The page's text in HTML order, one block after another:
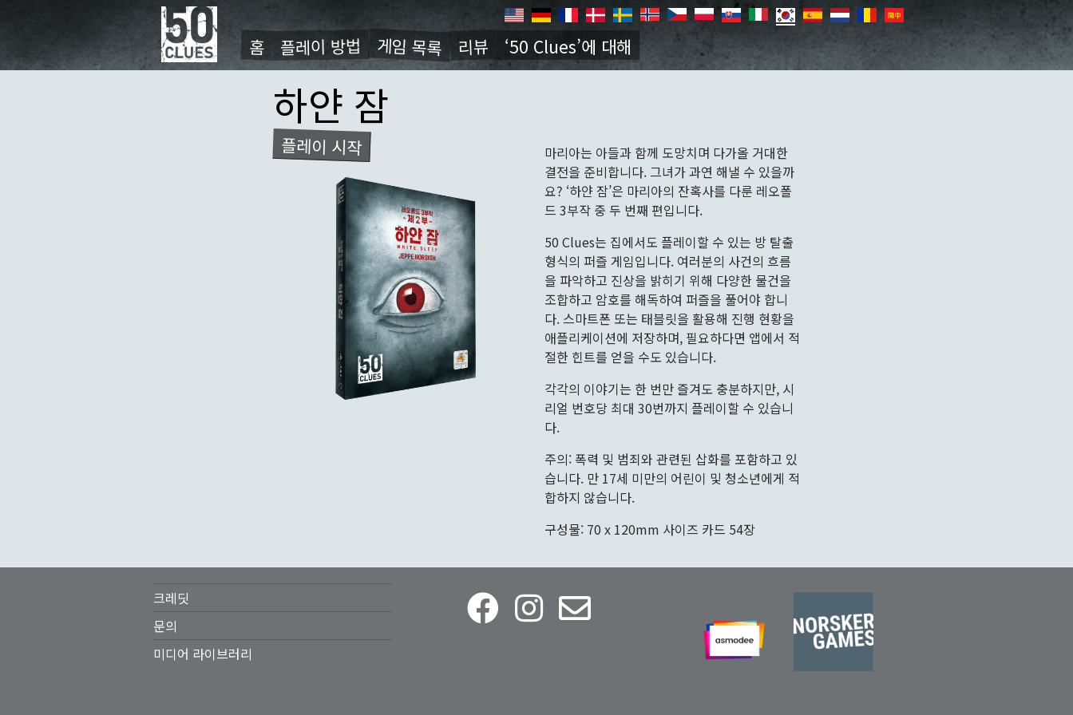
텐
Primær
navigation
홈 플레이 방법 게임 목록 리뷰 ‘50 Clues’에 대해
하얀 잠
플레이 시작
마리아는 아들과 함께 도망치며 다가올 거대한
결전을 준비합니다. 그녀가 과연 해낼 수 있을까
요? ‘하얀 잠’은 마리아의 잔혹사를 다룬 레오폴
드 3부작 중 두 번째 편입니다.
50 Clues는 집에서도 플레이할 수 있는 방 탈출
형식의 퍼즐 게임입니다. 여러분의 사건의 흐름
을 파악하고 진상을 밝히기 위해 다양한 물건을
조합하고 암호를 해독하여 퍼즐을 풀어야 합니
다. 스마트폰 또는 태블릿을 활용해 진행 현황을
애플리케이션에 저장하며, 필요하다면 앱에서 적
절한 힌트를 얻을 수도 있습니다.
각각의 이야기는 한 번만 즐겨도 충분하지만, 시
리얼 번호당 최대 30번까지 플레이할 수 있습니
다.
주의: 폭력 및 범죄와 관련된 삽화를 포함하고 있
습니다. 만 17세 미만의 어린이 및 청소년에게 적
합하지 않습니다.
구성물: 70 x 120mm 사이즈 카드 54장
Footer
menu
크레딧
문의
미디어 라이브러리